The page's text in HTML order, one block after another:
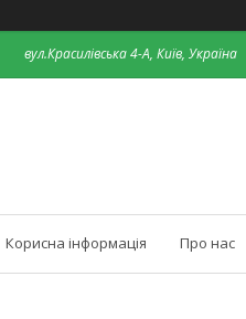
вул.Красилівська 4-А, Київ, Україна
Корисна інформація Про нас